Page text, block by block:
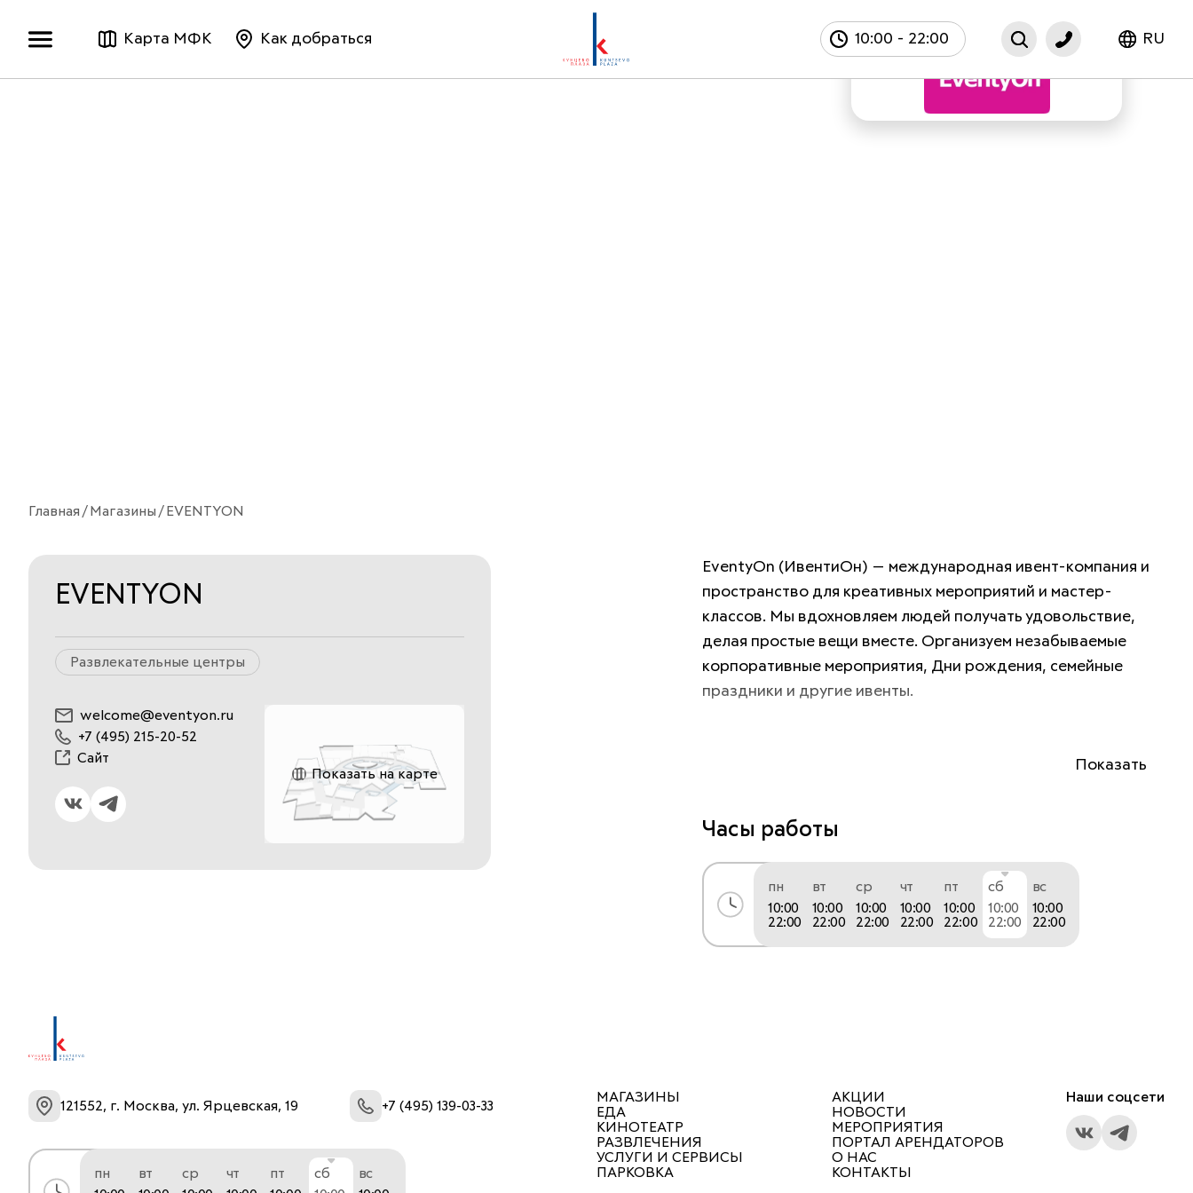
Карта МФК Как добраться 10:00 - 22:00 RU
Главная Магазины EVENTYON
EVENTYON
Развлекательные центры
welcome@eventyon.ru
+7 (495) 215-20-52
Сайт
Показать на карте
EventyOn (ИвентиОн) — международная ивент-компания и
пространство для креативных мероприятий и мастер-
классов. Мы вдохновляем людей получать удовольствие,
делая простые вещи вместе. Организуем незабываемые
корпоративные мероприятия, Дни рождения, семейные
праздники и другие ивенты.
Показать
Часы работы
пн
10:00
22:00
вт
10:00
22:00
ср
10:00
22:00
чт
10:00
22:00
пт
10:00
22:00
сб
10:00
22:00
вс
10:00
22:00
121552, г. Москва, ул. Ярцевская, 19 +7 (495) 139-03-33
пн
вт
ср
чт
пт
сб
вс
МАГАЗИНЫ
ЕДА
КИНОТЕАТР
РАЗВЛЕЧЕНИЯ
УСЛУГИ И СЕРВИСЫ
ПАРКОВКА
АКЦИИ
НОВОСТИ
МЕРОПРИЯТИЯ
ПОРТАЛ АРЕНДАТОРОВ
О НАС
КОНТАКТЫ
Наши соцсети